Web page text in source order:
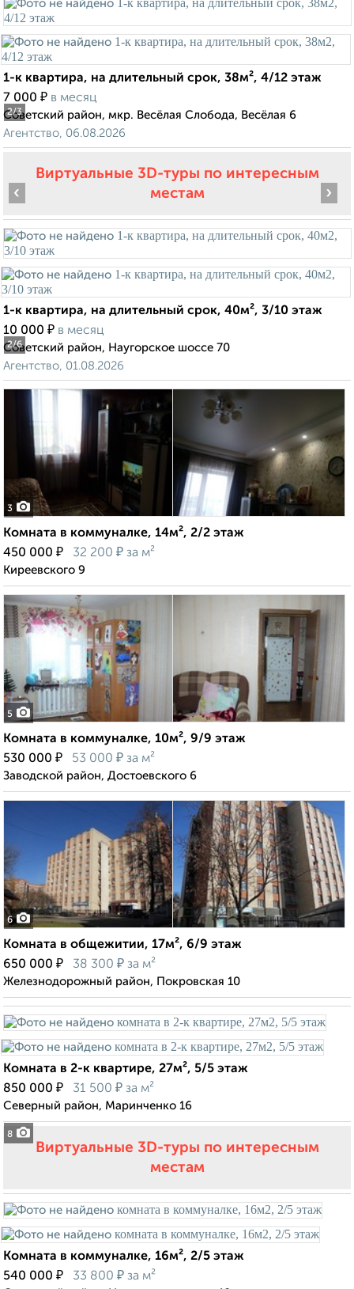
2/3
1-к квартира, на длительный срок, 38м², 4/12 этаж
7 000 ₽ в месяц
Советский район, мкр. Весёлая Слобода, Весёлая 6
Агентство, 06.08.2026
Виртуальные 3D-туры по интересным
местам
2/6
‹ ›
1-к квартира, на длительный срок, 40м², 3/10 этаж
10 000 ₽ в месяц
Советский район, Наугорское шоссе 70
Агентство, 01.08.2026
3
Комната в коммуналке, 14м², 2/2 этаж
450 000 ₽ 32 200 ₽ за м²
Киреевского 9
5
Комната в коммуналке, 10м², 9/9 этаж
530 000 ₽ 53 000 ₽ за м²
Заводской район, Достоевского 6
6
Комната в общежитии, 17м², 6/9 этаж
650 000 ₽ 38 300 ₽ за м²
Железнодорожный район, Покровская 10
8
Комната в 2-к квартире, 27м², 5/5 этаж
850 000 ₽ 31 500 ₽ за м²
Северный район, Маринченко 16
Виртуальные 3D-туры по интересным
местам
Комната в коммуналке, 16м², 2/5 этаж
540 000 ₽ 33 800 ₽ за м²